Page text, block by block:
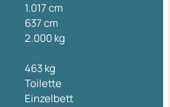
1.017 cm
637 cm
2.000 kg
463 kg
Toilette
Einzelbett